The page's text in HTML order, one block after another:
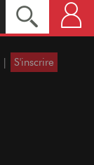
| S'inscrire